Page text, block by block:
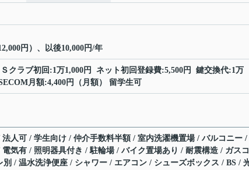
円）、以後10,000円/年
クラブ初回:1万1,000円 ネット初回登録費:5,500円 鍵交換代:1万
月額:4,400円（月額） 留学生可
人可 / 学生向け / 仲介手数料半額 / 室内洗濯機置場 / バルコニー /
気有 / 照明器具付き / 駐輪場 / バイク置場あり / 耐震構造 / ガス
/ 温水洗浄便座 / シャワー / エアコン / シューズボックス / BS /